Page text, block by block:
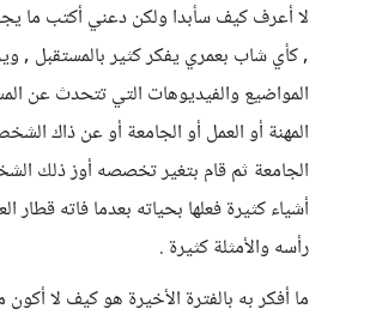
لا أعرف كيف سأبدا ولكن دعني أكتب ما
, كأي شاب بعمري يفكر كثير بالمستقبل ,
المواضيع والفيديوهات التي تتحدث عن
المهنة أو العمل أو الجامعة أو عن ذاك
الجامعة ثم قام بتغير تخصصه أوز ذلك
أشياء كثيرة فعلها بحياته بعدما فاته قطار
رأسه والأمثلة كثيرة .
ما أفكر به بالفترة الأخيرة هو كيف لا